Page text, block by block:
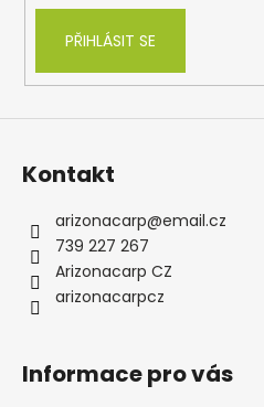
PŘIHLÁSIT SE
Kontakt
arizonacarp@email.cz
739 227 267
Arizonacarp CZ
arizonacarpcz
Informace pro vás